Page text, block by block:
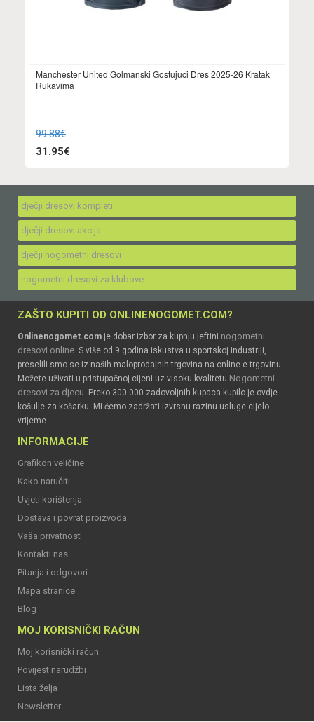
Manchester United Golmanski Gostujuci Dres 2025-26 Kratak
Rukavima
99.88€
31.95€
dječji dresovi kompleti
dječji dresovi akcija
dječji nogometni dresovi
nogometni dresovi za klubove
ZAŠTO KUPITI OD ONLINENOGOMET.COM?
Onlinenogomet.com je dobar izbor za kupnju jeftini nogometni
dresovi online. S više od 9 godina iskustva u sportskoj industriji,
preselili smo se iz naših maloprodajnih trgovina na online e-trgovinu.
Možete uživati u pristupačnoj cijeni uz visoku kvalitetu Nogometni
dresovi za djecu. Preko 300.000 zadovoljnih kupaca kupilo je ovdje
košulje za košarku. Mi ćemo zadržati izvrsnu razinu usluge cijelo
vrijeme.
INFORMACIJE
Grafikon veličine
Kako naručiti
Uvjeti korištenja
Dostava i povrat proizvoda
Vaša privatnost
Kontakti nas
Pitanja i odgovori
Mapa stranice
Blog
MOJ KORISNIČKI RAČUN
Moj korisnički račun
Povijest narudžbi
Lista želja
Newsletter